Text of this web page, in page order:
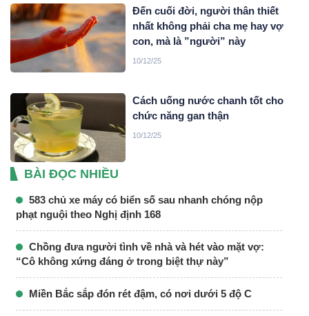
Đến cuối đời, người thân thiết
nhất không phải cha mẹ hay vợ
con, mà là ”người” này
10/12/25
Cách uống nước chanh tốt cho
chức năng gan thận
10/12/25
BÀI ĐỌC NHIỀU
583 chủ xe máy có biển số sau nhanh chóng nộp
phạt nguội theo Nghị định 168
Chồng đưa người tình về nhà và hét vào mặt vợ:
“Cô không xứng đáng ở trong biệt thự này”
Miền Bắc sắp đón rét đậm, có nơi dưới 5 độ C